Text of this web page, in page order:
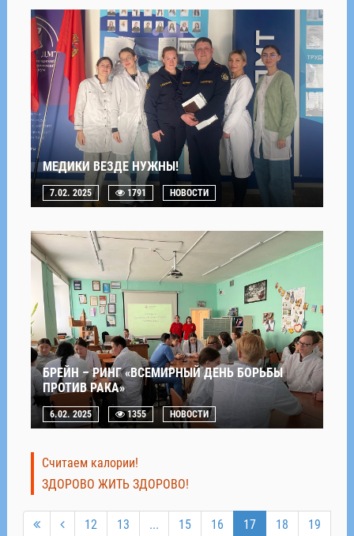
МЕДИКИ ВЕЗДЕ НУЖНЫ!
7.02. 2025 1791 НОВОСТИ
БРЕЙН – РИНГ «ВСЕМИРНЫЙ ДЕНЬ БОРЬБЫ
ПРОТИВ РАКА»
6.02. 2025 1355 НОВОСТИ
Считаем калории!
ЗДОРОВО ЖИТЬ ЗДОРОВО!
12 13 ... 15 16 17 18 19